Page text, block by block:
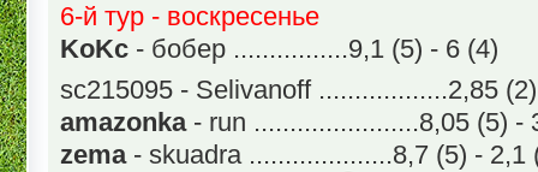
6-й тур - воскресенье
KoKc - бобер ................9,1 (5) - 6 (4)
sc215095 - Selivanoff ..................2,85
amazonka- run .......................8,05 (5) -
zema- skuadra ....................8,7 (5) - 2,1